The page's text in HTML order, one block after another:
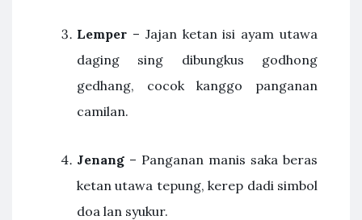
Lemper – Jajan ketan isi ayam utawa
daging sing dibungkus godhong
gedhang, cocok kanggo panganan
camilan.
Jenang – Panganan manis saka beras
ketan utawa tepung, kerep dadi simbol
doa lan syukur.